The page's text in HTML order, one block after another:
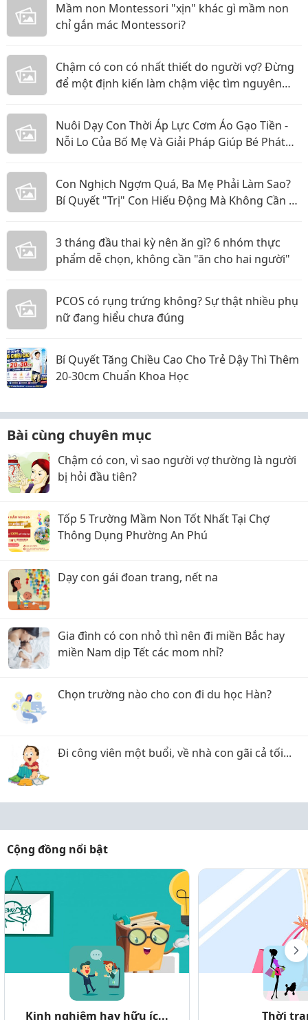
Mầm non Montessori "xịn" khác gì mầm non
chỉ gắn mác Montessori?
Chậm có con có nhất thiết do người vợ? Đừng
để một định kiến làm chậm việc tìm nguyên
Nuôi Dạy Con Thời Áp Lực Cơm Áo Gạo Tiền -
Nỗi Lo Của Bố Mẹ Và Giải Pháp Giúp Bé Phát
Con Nghịch Ngợm Quá, Ba Mẹ Phải Làm Sao?
Bí Quyết "Trị" Con Hiếu Động Mà Không Cần La
3 tháng đầu thai kỳ nên ăn gì? 6 nhóm thực
phẩm dễ chọn, không cần "ăn cho hai người"
PCOS có rụng trứng không? Sự thật nhiều phụ
nữ đang hiểu chưa đúng
Bí Quyết Tăng Chiều Cao Cho Trẻ Dậy Thì Thêm
20-30cm Chuẩn Khoa Học
Bài cùng chuyên mục
Chậm có con, vì sao người vợ thường là người
bị hỏi đầu tiên?
Tốp 5 Trường Mầm Non Tốt Nhất Tại Chợ
Thông Dụng Phường An Phú
Dạy con gái đoan trang, nết na
Gia đình có con nhỏ thì nên đi miền Bắc hay
miền Nam dịp Tết các mom nhỉ?
Chọn trường nào cho con đi du học Hàn?
Đi công viên một buổi, về nhà con gãi cả tối...
Cộng đồng nổi bật
Kinh nghiệm hay hữu íc... Thời